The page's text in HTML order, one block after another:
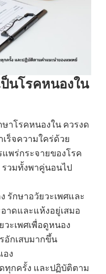
นโรคหนองใน
าโรคหนองใน ควรงด
ร็จความใคร่ด้วย
แพร่กระจายของโรค
รวมทั้งพาคู่นอนไป
รักษาอวัยวะเพศและ
าดและแห้งอยู่เสมอ
ะเพศเพื่อดูหนอง
อักเสบมากขึ้น
อง
ทุกครั้ง และปฏิบัติตาม